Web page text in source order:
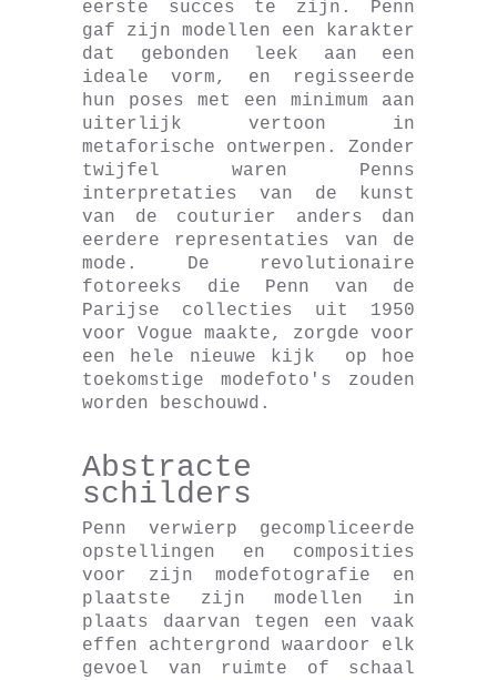
eerste succes te zijn. Penn
gaf zijn modellen een karakter
dat gebonden leek aan een
ideale vorm, en regisseerde
hun poses met een minimum aan
uiterlijk vertoon in
metaforische ontwerpen. Zonder
twijfel waren Penns
interpretaties van de kunst
van de couturier anders dan
eerdere representaties van de
mode. De revolutionaire
fotoreeks die Penn van de
Parijse collecties uit 1950
voor Vogue maakte, zorgde voor
een hele nieuwe kijk op hoe
toekomstige modefoto's zouden
worden beschouwd.
Abstracte
schilders
Penn verwierp gecompliceerde
opstellingen en composities
voor zijn modefotografie en
plaatste zijn modellen in
plaats daarvan tegen een vaak
effen achtergrond waardoor elk
gevoel van ruimte of schaal